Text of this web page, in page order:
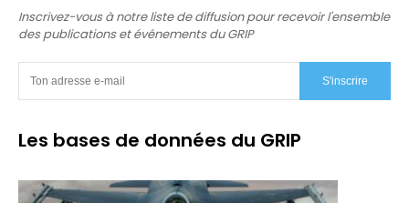
Inscrivez-vous à notre liste de diffusion pour recevoir l'ensemble
des publications et événements du GRIP
S'inscrire
Les bases de données du GRIP